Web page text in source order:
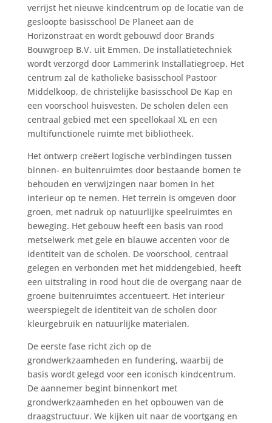
verrijst het nieuwe kindcentrum op de locatie van de
gesloopte basisschool De Planeet aan de
Horizonstraat en wordt gebouwd door Brands
Bouwgroep B.V. uit Emmen. De installatietechniek
wordt verzorgd door Lammerink Installatiegroep. Het
centrum zal de katholieke basisschool Pastoor
Middelkoop, de christelijke basisschool De Kap en
een voorschool huisvesten. De scholen delen een
centraal gebied met een speellokaal XL en een
multifunctionele ruimte met bibliotheek.
Het ontwerp creëert logische verbindingen tussen
binnen- en buitenruimtes door bestaande bomen te
behouden en verwijzingen naar bomen in het
interieur op te nemen. Het terrein is omgeven door
groen, met nadruk op natuurlijke speelruimtes en
beweging. Het gebouw heeft een basis van rood
metselwerk met gele en blauwe accenten voor de
identiteit van de scholen. De voorschool, centraal
gelegen en verbonden met het middengebied, heeft
een uitstraling in rood hout die de overgang naar de
groene buitenruimtes accentueert. Het interieur
weerspiegelt de identiteit van de scholen door
kleurgebruik en natuurlijke materialen.
De eerste fase richt zich op de
grondwerkzaamheden en fundering, waarbij de
basis wordt gelegd voor een iconisch kindcentrum.
De aannemer begint binnenkort met
grondwerkzaamheden en het opbouwen van de
draagstructuur. We kijken uit naar de voortgang en